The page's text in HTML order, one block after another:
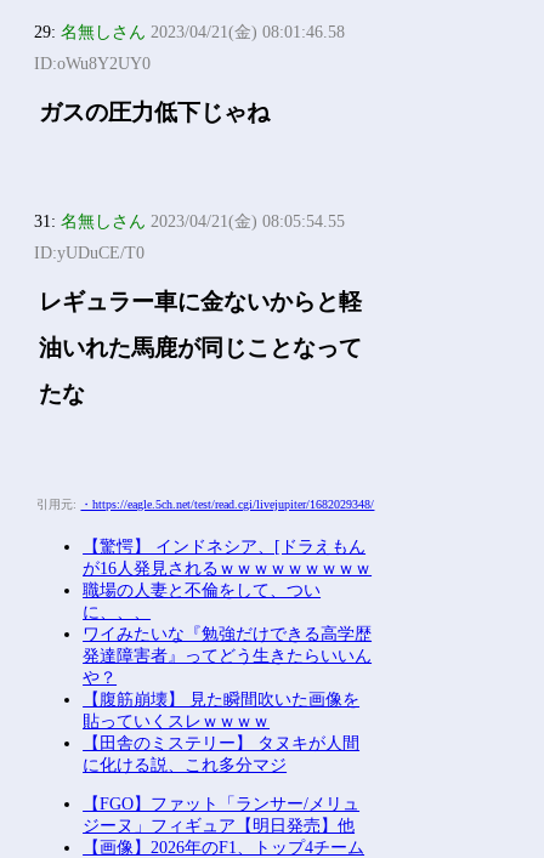
29:名無しさん 2023/04/21(金) 08:01:46.58
ID:oWu8Y2UY0
ガスの圧力低下じゃね
31:名無しさん 2023/04/21(金) 08:05:54.55
ID:yUDuCE/T0
レギュラー車に金ないからと軽
油いれた馬鹿が同じことなって
たな
引用元: ・https://eagle.5ch.net/test/read.cgi/livejupiter/1682029348/
【驚愕】 インドネシア、[ドラえもん
が16人発見されるｗｗｗｗｗｗｗｗｗ
職場の人妻と不倫をして、つい
に、、、
ワイみたいな『勉強だけできる高学歴
発達障害者』ってどう生きたらいいん
や？
【腹筋崩壊】 見た瞬間吹いた画像を
貼っていくスレｗｗｗｗ
【田舎のミステリー】 タヌキが人間
に化ける説、これ多分マジ
【FGO】ファット「ランサー/メリュ
ジーヌ」フィギュア【明日発売】他
【画像】2026年のF1、トップ4チーム